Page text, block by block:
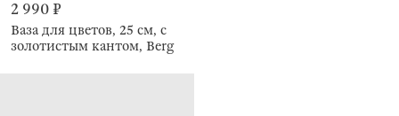
2 990 ₽
Ваза для цветов, 25 см, с
золотистым кантом, Berg